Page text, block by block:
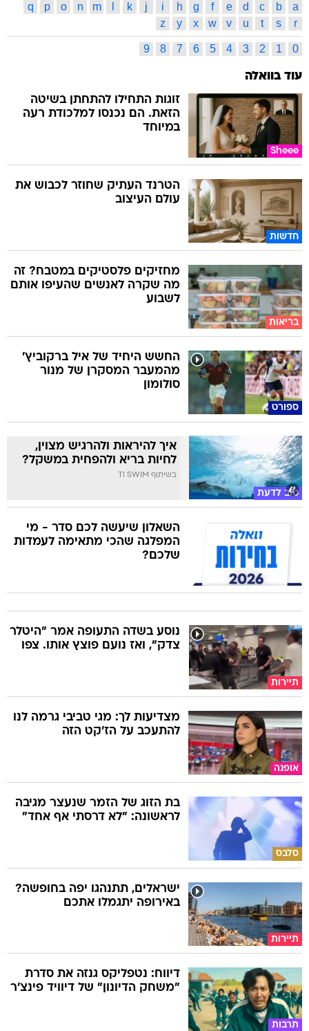
a
b
c
d
e
f
g
h
i
j
k
m
n
o
p
q
r
s
t
u
v
w
x
y
z
0
1
2
3
4
5
6
7
8
9
עוד בוואלה
Sheee
זוגות התחילו להתחתן בשיטה
הזאת. הם נכנסו למלכודת רעה
במיוחד
חדשות
הטרנד העתיק שחוזר לכבוש את
עולם העיצוב
בריאות
מחזיקים פלסטיקים במטבח? זה
מה שקרה לאנשים שהעיפו אותם
לשבוע
ספורט
החשש היחיד של איל ברקוביץ'
מהמעבר המסקרן של מנור
סולומון
טוב לדעת
איך להיראות ולהרגיש מצוין,
לחיות בריא ולהפחית במשקל?
בשיתוף TI SWIM
השאלון שיעשה לכם סדר - מי
המפלגה שהכי מתאימה לעמדות
שלכם?
תיירות
נוסע בשדה התעופה אמר "היטלר
צדק", ואז נועם פוצץ אותו. צפו
אופנה
מצדיעות לך: מגי טביבי גרמה לנו
להתעכב על הז'קט הזה
סלבס
בת הזוג של הזמר שנעצר מגיבה
לראשונה: "לא דרסתי אף אחד"
תיירות
ישראלים, תתנהגו יפה בחופשה?
באירופה יתגמלו אתכם
תרבות
דיווח: נטפליקס גנזה את סדרת
"משחק הדיונון" של דיוויד פינצ'ר